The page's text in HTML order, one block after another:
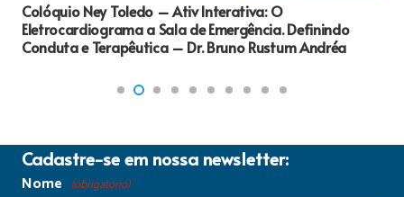
Colóquio Ney Toledo – Ativ Interativa: O
Eletrocardiograma a Sala de Emergência. Definindo
Conduta e Terapêutica – Dr. Bruno Rustum Andréa
Cadastre-se em nossa newsletter:
Nome (obrigatório)